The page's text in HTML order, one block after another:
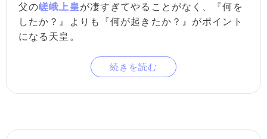
父の嵯峨上皇が凄すぎてやることがなく、『何を
したか？』よりも『何が起きたか？』がポイント
になる天皇。
続きを読む